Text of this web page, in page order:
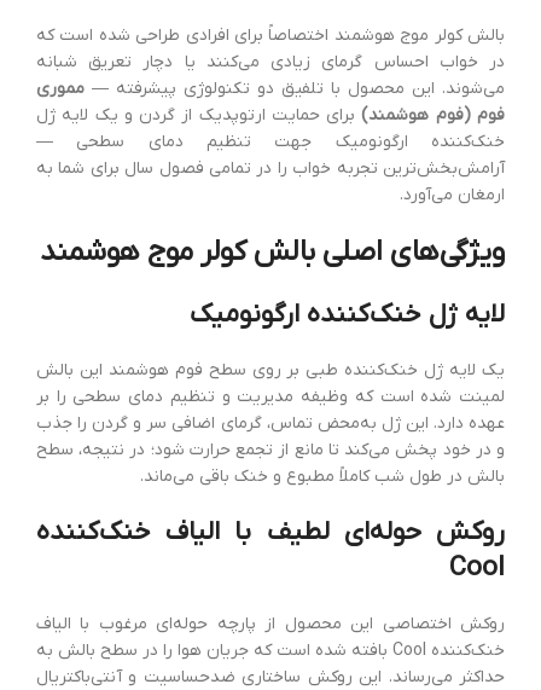
بالش کولر موج هوشمند اختصاصاً برای افرادی طراحی شده است که
در خواب احساس گرمای زیادی می‌کنند یا دچار تعریق شبانه
می‌شوند. این محصول با تلفیق دو تکنولوژی پیشرفته — مموری
فوم (فوم هوشمند)برای حمایت ارتوپدیک از گردن و یک لایه ژل
خنک‌کننده ارگونومیک جهت تنظیم دمای سطحی —
آرامش‌بخش‌ترین تجربه خواب را در تمامی فصول سال برای شما به
ارمغان می‌آورد.
ویژگی‌های اصلی بالش کولر موج هوشمند
لایه ژل خنک‌کننده ارگونومیک
یک لایه ژل خنک‌کننده طبی بر روی سطح فوم هوشمند این بالش
لمینت شده است که وظیفه مدیریت و تنظیم دمای سطحی را بر
عهده دارد. این ژل به‌محض تماس، گرمای اضافی سر و گردن را جذب
و در خود پخش می‌کند تا مانع از تجمع حرارت شود؛ در نتیجه، سطح
بالش در طول شب کاملاً مطبوع و خنک باقی می‌ماند.
روکش حوله‌ای لطیف با الیاف خنک‌کننده
Cool
روکش اختصاصی این محصول از پارچه حوله‌ای مرغوب با الیاف
خنک‌کننده Cool بافته شده است که جریان هوا را در سطح بالش به
حداکثر می‌رساند. این روکش ساختاری ضدحساسیت و آنتی‌باکتریال